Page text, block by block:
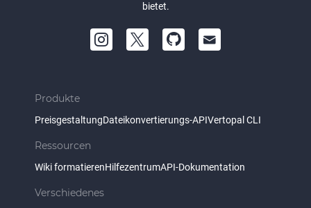
bietet.
Produkte
PreisgestaltungDateikonvertierungs-APIVertopal CLI
Ressourcen
Wiki formatierenHilfezentrumAPI-Dokumentation
Verschiedenes